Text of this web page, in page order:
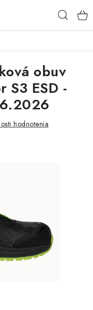
obuv
S3 ESD -
hodnotenia